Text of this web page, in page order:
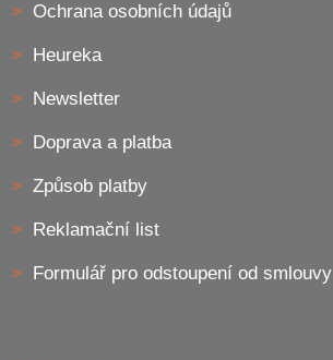
Ochrana osobních údajů
Heureka
Newsletter
Doprava a platba
Způsob platby
Reklamační list
Formulář pro odstoupení od smlouvy